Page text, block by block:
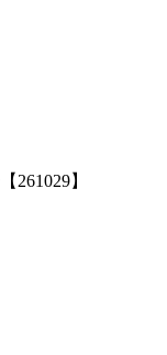
261029】